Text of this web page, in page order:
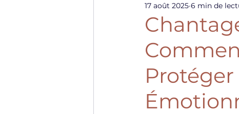
Négociation & Conflit
17 août 2025 6 min de